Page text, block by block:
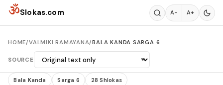
Skip to content
ॐSlokas.com A− A+
HOME/VALMIKI RAMAYANA/BALA KANDA SARGA 6
SOURCE
Bala Kanda Sarga 6 28 Shlokas